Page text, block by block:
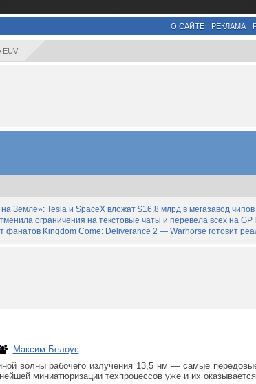
О САЙТЕ РЕКЛАМА
EUV
Земле»: Tesla и SpaceX вложат $16,8 млрд в мегазавод чипов
ограничения на текстовые чаты и перевела всех на
фанатов Kingdom Come: Deliverance 2 — Warhorse готовит
Максим Белоус
волны рабочего излучения 13,5 нм — самые
миниатюризации техпроцессов уже и их